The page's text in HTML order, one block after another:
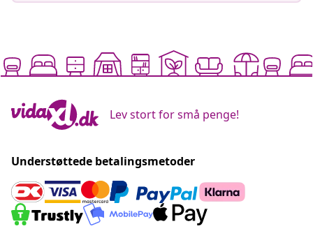
Lev stort for små penge!
Understøttede betalingsmetoder